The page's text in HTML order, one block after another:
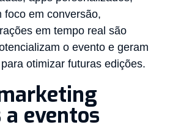
foco em conversão,
em tempo real são
o evento e geram
otimizar futuras edições.
eventos